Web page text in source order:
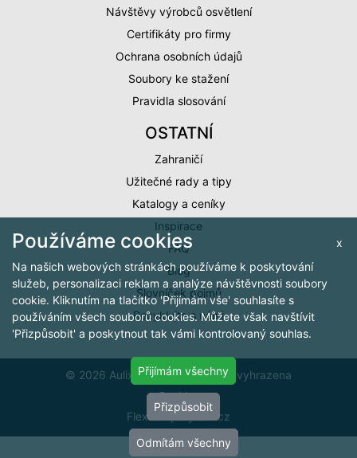
Návštěvy výrobců osvětlení
Certifikáty pro firmy
Ochrana osobních údajů
Soubory ke stažení
Pravidla slosování
OSTATNÍ
Zahraničí
Užitečné rady a tipy
Katalogy a ceníky
Inspirace
FAQ
Blog
Slovníček pojmů
Recyklujte s námi
© 2026 Aulix.cz, všechna práva vyhrazena
Cookies
FlexiShop by
arit.cz
x
Používáme cookies
Na našich webových stránkách používáme k poskytování
služeb, personalizaci reklam a analýze návštěvnosti soubory
cookie. Kliknutím na tlačítko 'Přijímám vše' souhlasíte s
používáním všech souborů cookies. Můžete však navštívit
'Přizpůsobit' a poskytnout tak vámi kontrolovaný souhlas.
Přijímám všechny
Přizpůsobit
Odmítám všechny